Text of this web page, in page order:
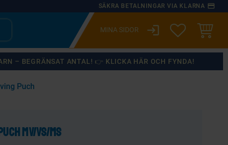
SÄKRA BETALNINGAR VIA KLARNA payment
login ÖNSKELISTA
– BEGRÄNSAT ANTAL! 👉 KLICKA HÄR OCH FYNDA!
Puch
MV/VS/MS